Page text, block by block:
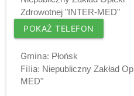
Zdrowotnej "INTER-MED"
POKAŻ TELEFON
Gmina: Płońsk
Filia: Niepubliczny Zakład
MED"